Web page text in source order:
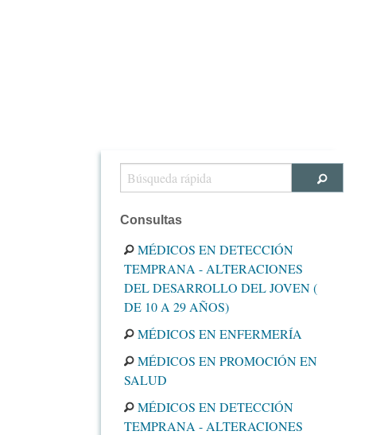
Consultas
MÉDICOS EN DETECCIÓN
TEMPRANA - ALTERACIONES
DEL DESARROLLO DEL JOVEN (
DE 10 A 29 AÑOS)
MÉDICOS EN ENFERMERÍA
MÉDICOS EN PROMOCIÓN EN
SALUD
MÉDICOS EN DETECCIÓN
TEMPRANA - ALTERACIONES